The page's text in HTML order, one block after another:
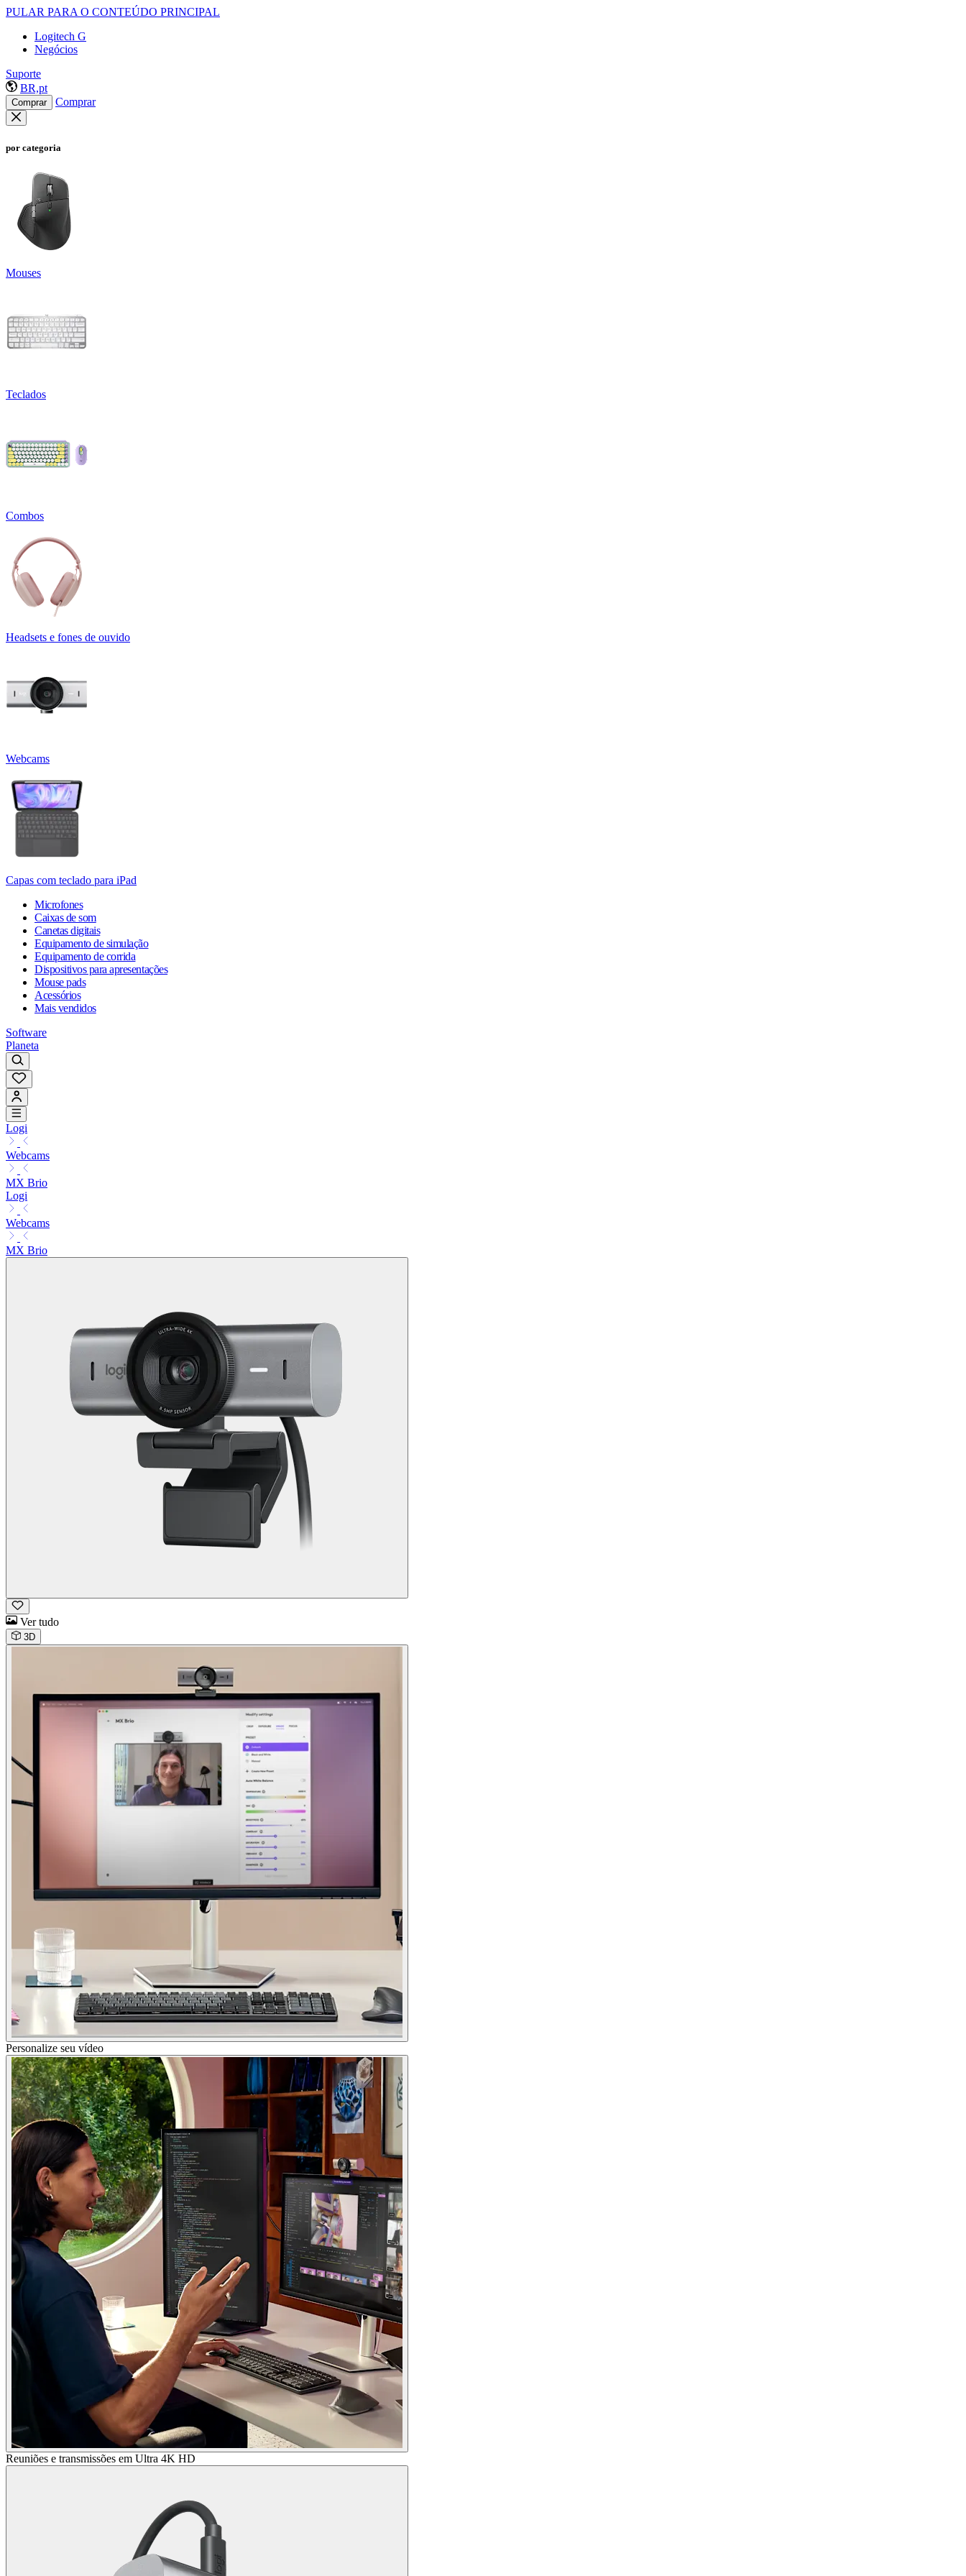
PULAR PARA O CONTEÚDO PRINCIPAL
Logitech G
Negócios
Suporte
BR,pt
Comprar Comprar
por categoria
Mouses
Teclados
Combos
Headsets e fones de ouvido
Webcams
Capas com teclado para iPad
Microfones
Caixas de som
Canetas digitais
Equipamento de simulação
Equipamento de corrida
Dispositivos para apresentações
Mouse pads
Acessórios
Mais vendidos
Software
Planeta
Logi
Webcams
MX Brio
Logi
Webcams
MX Brio
Ver tudo
3D
Personalize seu vídeo
Reuniões e transmissões em Ultra 4K HD